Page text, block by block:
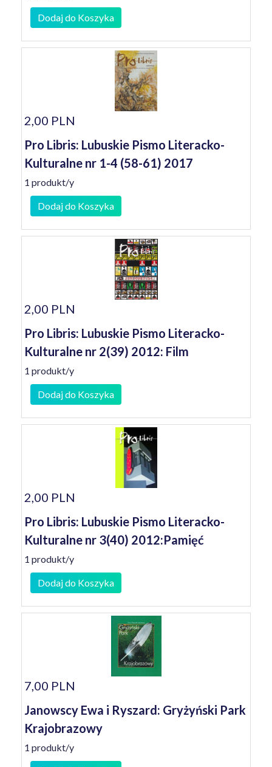
Dodaj do Koszyka
2,00 PLN
Pro Libris: Lubuskie Pismo Literacko-
Kulturalne nr 1-4 (58-61) 2017
1 produkt/y
Dodaj do Koszyka
2,00 PLN
Pro Libris: Lubuskie Pismo Literacko-
Kulturalne nr 2(39) 2012: Film
1 produkt/y
Dodaj do Koszyka
2,00 PLN
Pro Libris: Lubuskie Pismo Literacko-
Kulturalne nr 3(40) 2012:Pamięć
1 produkt/y
Dodaj do Koszyka
7,00 PLN
Janowscy Ewa i Ryszard: Gryżyński Park
Krajobrazowy
1 produkt/y